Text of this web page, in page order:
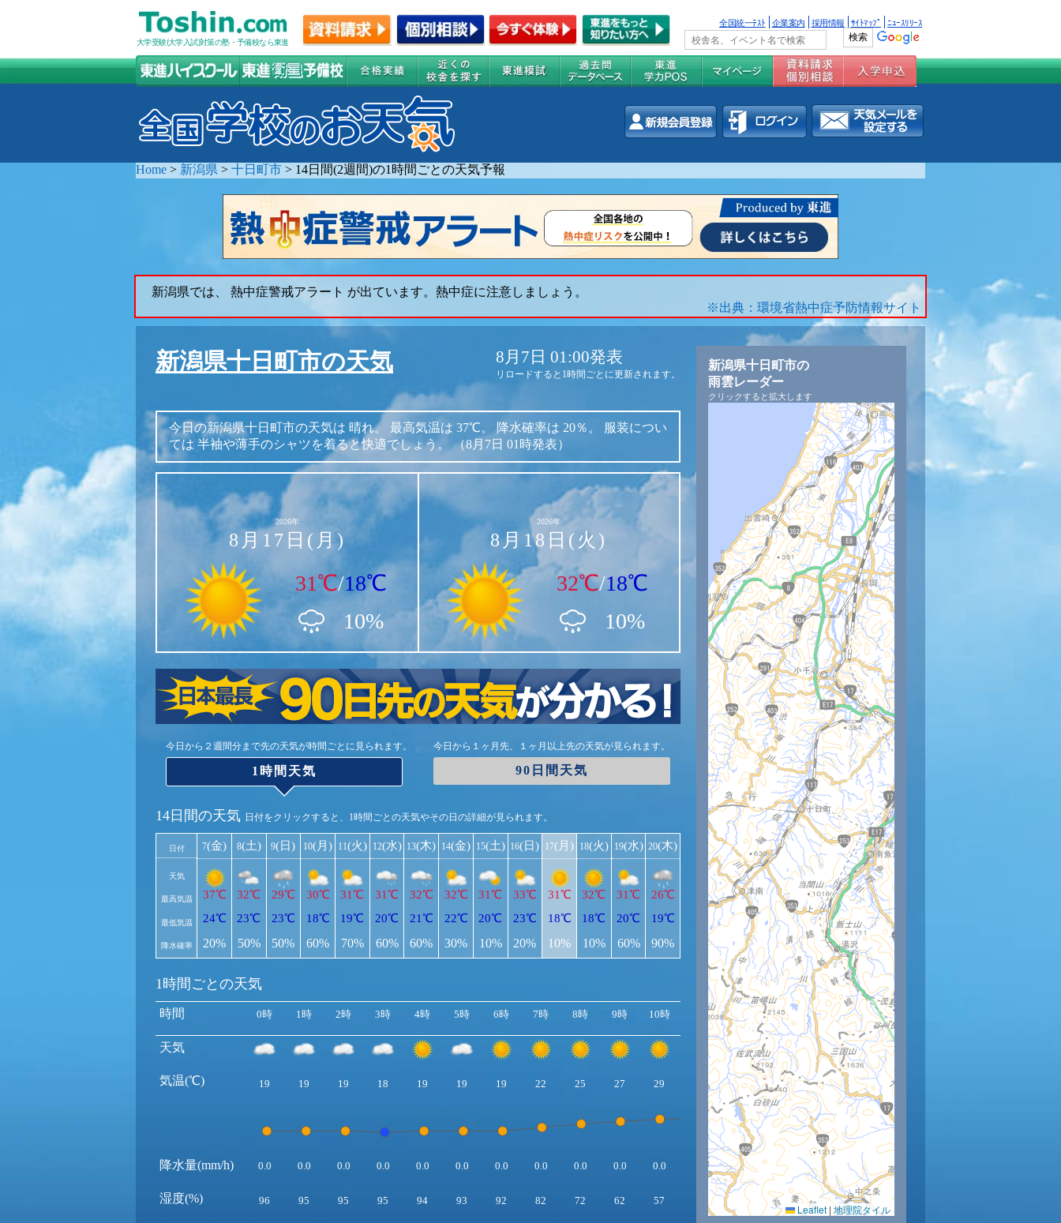
大学受験(大学入試)対策の塾・予備校なら東進
全国統一ﾃｽﾄ 企業案内 採用情報 ｻｲﾄﾏｯﾌﾟ ﾆｭｰｽﾘﾘｰｽ
Home > 新潟県 > 十日町市 > 14日間(2週間)の1時間ごとの天気予報
新潟県では、 熱中症警戒アラート が出ています。熱中症に注意しましょう。
※出典：環境省熱中症予防情報サイト
新潟県十日町市の天気 8月7日 01:00発表
リロードすると1時間ごとに更新されます。
今日の新潟県十日町市の天気は 晴れ。 最高気温は 37℃。 降水確率は 20％。
服装につい
ては 半袖や薄手のシャツを着ると快適でしょう。（8月7日 01時発表）
2026年
8月17日(月)
31℃/18℃
10%
2026年
8月18日(火)
32℃/18℃
10%
今日から２週間分まで先の天気が時間ごとに見られます。
1時間天気
今日から１ヶ月先、１ヶ月以上先の天気が見られます。
90日間天気
14日間の天気 日付をクリックすると、1時間ごとの天気やその日の詳細が見られます。
日付
天気
最高気温
最低気温
降水確率
7(金)
37℃
24℃
20%
8(土)
32℃
23℃
50%
9(日)
29℃
23℃
50%
10(月)
30℃
18℃
60%
11(火)
31℃
19℃
70%
12(水)
31℃
20℃
60%
13(木)
32℃
21℃
60%
14(金)
32℃
22℃
30%
15(土)
31℃
20℃
10%
16(日)
33℃
23℃
20%
17(月)
31℃
18℃
10%
18(火)
32℃
18℃
10%
19(水)
31℃
20℃
60%
20(木)
26℃
19℃
90%
1時間ごとの天気
時間
天気
気温(℃)
降水量(mm/h)
湿度(%)
0時 1時 2時 3時 4時 5時 6時 7時 8時 9時 10時 11時 12時 13時 14時 15時 16時
19 19 19 18 19 19 19 22 25 27 29 31 31 31 31 28
0.0 0.0 0.0 0.0 0.0 0.0 0.0 0.0 0.0 0.0 0.0 0.0 0.0 0.0 0.0 0.0
96 95 95 95 94 93 92 82 72 62 57 48 48 48 56
新潟県十日町市の
雨雲レーダー
クリックすると拡大します
Leaflet | 地理院タイル